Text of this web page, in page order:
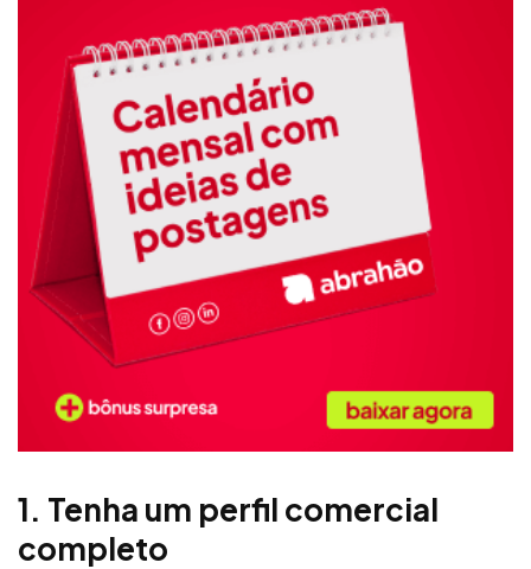
1. Tenha um perfil comercial
completo